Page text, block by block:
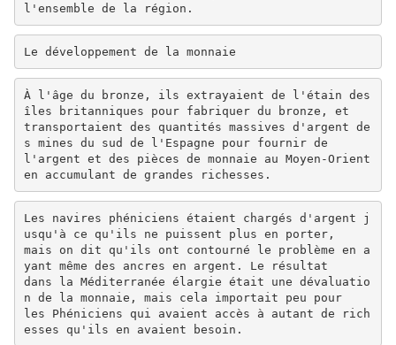
l'ensemble de la région.
Le développement de la monnaie
À l'âge du bronze, ils extrayaient de l'étain des
îles britanniques pour fabriquer du bronze, et
transportaient des quantités massives d'argent de
s mines du sud de l'Espagne pour fournir de
l'argent et des pièces de monnaie au Moyen-Orient
en accumulant de grandes richesses.
Les navires phéniciens étaient chargés d'argent j
usqu'à ce qu'ils ne puissent plus en porter,
mais on dit qu'ils ont contourné le problème en a
yant même des ancres en argent. Le résultat
dans la Méditerranée élargie était une dévaluatio
n de la monnaie, mais cela importait peu pour
les Phéniciens qui avaient accès à autant de rich
esses qu'ils en avaient besoin.